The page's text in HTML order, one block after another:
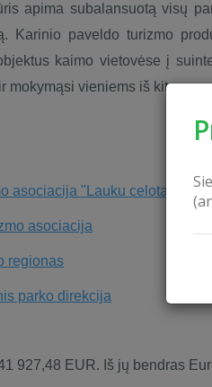
apima subalansuotą visų
Karinio paveldo turizmo
kaimo vietovėse į
mokymąsi vieniems iš kitų.
asociacija "Lauku celotajs"
asociacija
regionas
parko direkcija
927,48 EUR. Iš jų bendras